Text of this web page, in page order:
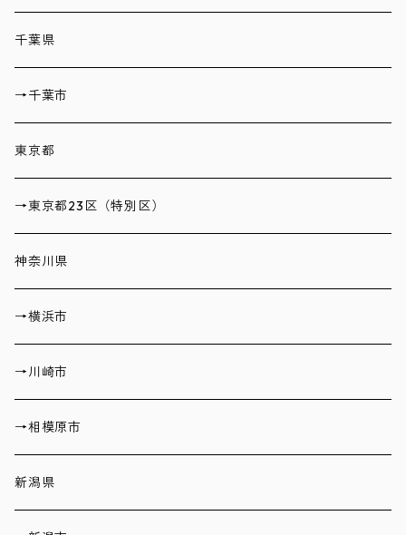
千葉県
→千葉市
東京都
→東京都23区（特別区）
神奈川県
→横浜市
→川崎市
→相模原市
新潟県